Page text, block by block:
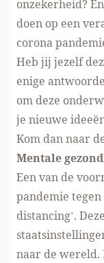
onzekerheid?
doen op een
corona
Heb jij jezelf
enige
om deze
je nieuwe
Kom dan naar
Mentale
Een van de
pandemie tegen
distancing’.
naar de wereld.